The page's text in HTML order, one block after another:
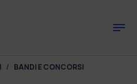
BANDI E CONCORSI